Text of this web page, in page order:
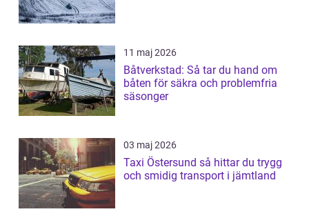
11 maj 2026
Båtverkstad: Så tar du hand om
båten för säkra och problemfria
säsonger
03 maj 2026
Taxi Östersund så hittar du trygg
och smidig transport i jämtland